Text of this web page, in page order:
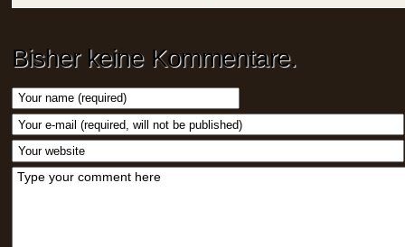
Bisher keine Kommentare.